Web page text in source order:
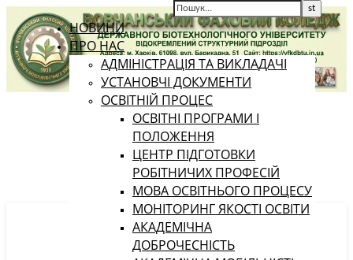
НОВИНИ
ПРО НАС
АДМІНІСТРАЦІЯ ТА ВИКЛАДАЧІ
УСТАНОВЧІ ДОКУМЕНТИ
ОСВІТНІЙ ПРОЦЕС
ОСВІТНІ ПРОГРАМИ І
ПОЛОЖЕННЯ
ЦЕНТР ПІДГОТОВКИ
РОБІТНИЧИХ ПРОФЕСІЙ
МОВА ОСВІТНЬОГО ПРОЦЕСУ
МОНІТОРИНГ ЯКОСТІ ОСВІТИ
АКАДЕМІЧНА
ДОБРОЧЕСНІСТЬ